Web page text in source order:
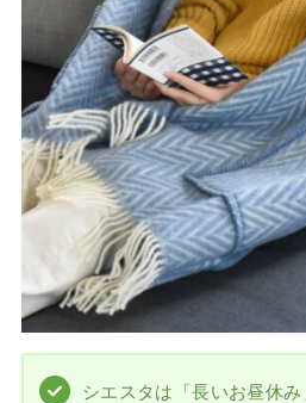
シエスタは「長いお昼休